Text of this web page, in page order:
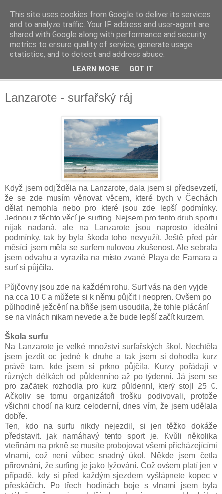
Život u moře
aneb cesta ke splnění svého snu
Lanzarote - surfařský ráj
Když jsem odjížděla na Lanzarote, dala jsem si předsevzetí,
že se zde musím věnovat věcem, které bych v Čechách
dělat nemohla nebo pro které jsou zde lepší podmínky.
Jednou z těchto věcí je surfing. Nejsem pro tento druh sportu
nijak nadaná, ale na Lanzarote jsou naprosto ideální
podmínky, tak by byla škoda toho nevyužít. Ještě před pár
měsíci jsem měla se surfem nulovou zkušenost. Ale sebrala
jsem odvahu a vyrazila na místo zvané Playa de Famara a
surf si půjčila.
Půjčovny jsou zde na každém rohu. Surf vás na den vyjde
na cca 10 € a můžete si k němu půjčit i neopren. Ovšem po
půlhodině ježdění na břiše jsem usoudila, že tohle plácání
se na vlnách nikam nevede a že bude lepší začít kurzem.
Škola surfu
Na Lanzarote je velké množství surfařských škol. Nechtěla
jsem jezdit od jedné k druhé a tak jsem si dohodla kurz
právě tam, kde jsem si prkno půjčila. Kurzy pořádají v
různých délkách od půldenního až po týdenní. Já jsem se
pro začátek rozhodla pro kurz půldenní, který stojí 25 €.
Ačkoliv se tomu organizátoři trošku podivovali, protože
všichni chodí na kurz celodenní, dnes vím, že jsem udělala
dobře.
Ten, kdo na surfu nikdy nejezdil, si jen těžko dokáže
představit, jak namáhavý tento sport je. Kvůli několika
vteřinám na prkně se musíte probojovat všemi přicházejícími
vlnami, což není vůbec snadný úkol. Někde jsem četla
přirovnání, že surfing je jako lyžování. Což ovšem platí jen v
případě, kdy si před každým sjezdem vyšlápnete kopec v
přeskáčích. Po třech hodinách boje s vlnami jsem byla
This site uses cookies from Google to deliver its services
and to analyze traffic. Your IP address and user-agent are
shared with Google along with performance and security
metrics to ensure quality of service, generate usage
statistics, and to detect and address abuse.
LEARN MORE GOT IT